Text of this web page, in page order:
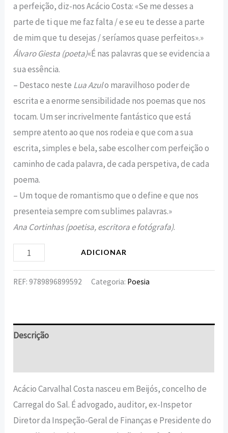
a perfeição, diz-nos Acácio Costa: «Se me desses a
parte de ti que me faz falta / e se eu te desse a parte
de mim que tu desejas / seríamos quase perfeitos».»
Álvaro Giesta (poeta)«É nas palavras que se evidencia a
sua essência.
– Destaco neste Lua Azulo maravilhoso poder de
escrita e a enorme sensibilidade nos poemas que nos
tocam. Um ser incrivelmente fantástico que está
sempre atento ao que nos rodeia e que com a sua
escrita, simples e bela, sabe escolher com perfeição o
caminho de cada palavra, de cada perspetiva, de cada
poema.
– Um toque de romantismo que o define e que nos
presenteia sempre com sublimes palavras.»
Ana Cortinhas (poetisa, escritora e fotógrafa).
ADICIONAR
REF:9789896899592 Categoria: Poesia
Descrição
Acácio Carvalhal Costa nasceu em Beijós, concelho de
Carregal do Sal. É advogado, auditor, ex-Inspetor
Diretor da Inspeção-Geral de Finanças e Presidente do